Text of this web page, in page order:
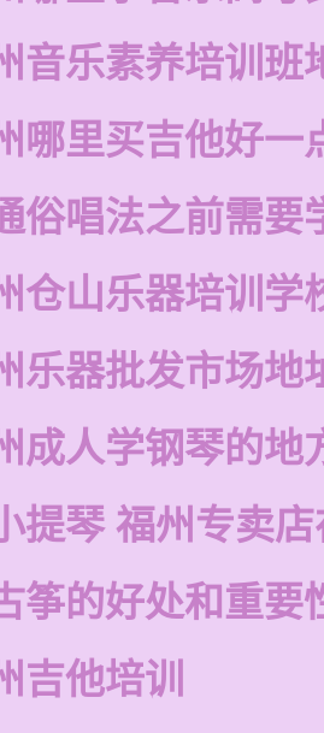
音乐素养培训班
哪里买吉他好一
俗唱法之前需要
仓山乐器培训学
乐器批发市场地
成人学钢琴的地
提琴 福州专卖
筝的好处和重要
吉他培训